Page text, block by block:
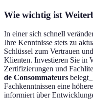
Wie wichtig ist
In einer sich schnell
Ihre Kenntnisse stets zu
Schlüssel zum Vertrauen
Klienten. Investieren Sie in
Zertifizierungen und
de Consommateurs
Fachkenntnissen eine
informiert über